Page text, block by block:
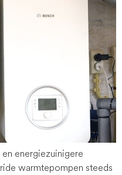
energiezuinigere
warmtepompen steeds